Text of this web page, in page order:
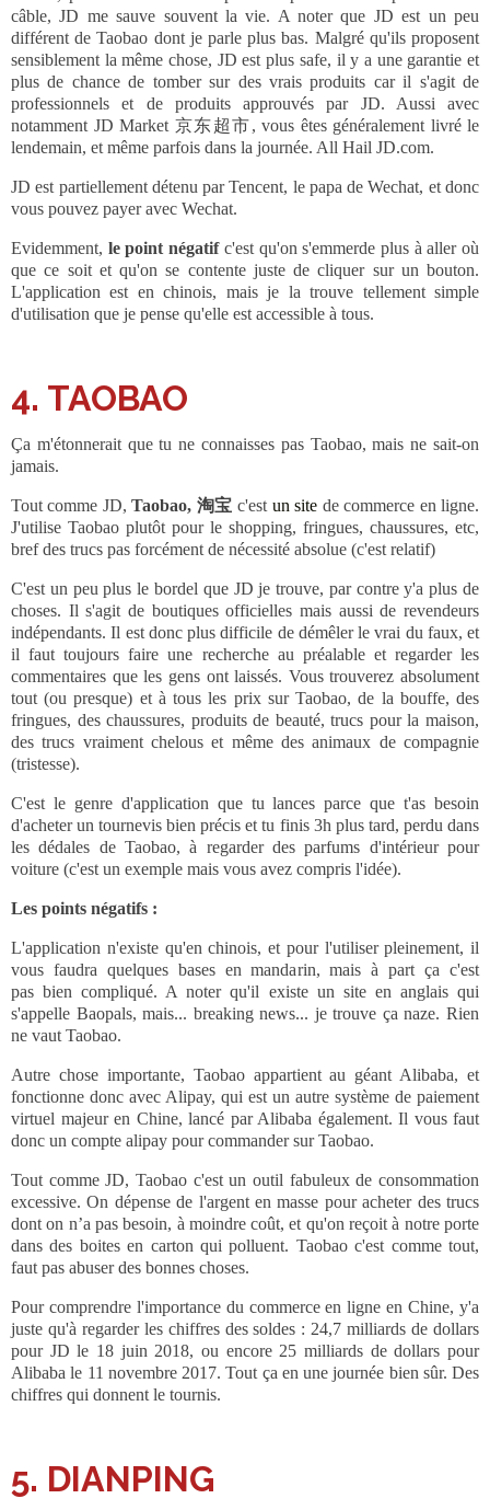
câble, JD me sauve souvent la vie. A noter que JD est un peu
différent de Taobao dont je parle plus bas. Malgré qu'ils proposent
sensiblement la même chose, JD est plus safe, il y a une garantie et
plus de chance de tomber sur des vrais produits car il s'agit de
professionnels et de produits approuvés par JD. Aussi avec
notamment JD Market 京东超市, vous êtes généralement livré le
lendemain, et même parfois dans la journée. All Hail JD.com.
JD est partiellement détenu par Tencent, le papa de Wechat, et donc
vous pouvez payer avec Wechat.
Evidemment, le point négatifc'est qu'on s'emmerde plus à aller où
que ce soit et qu'on se contente juste de cliquer sur un bouton.
L'application est en chinois, mais je la trouve tellement simple
d'utilisation que je pense qu'elle est accessible à tous.
4. TAOBAO
Ça m'étonnerait que tu ne connaisses pas Taobao, mais ne sait-on
jamais.
Tout comme JD,Taobao, 淘宝c'est un site de commerce en ligne.
J'utilise Taobao plutôt pour le shopping, fringues, chaussures, etc,
bref des trucs pas forcément de nécessité absolue (c'est relatif)
C'est un peu plus le bordel que JD je trouve, par contre y'a plus de
choses. Il s'agit de boutiques officielles mais aussi de revendeurs
indépendants. Il est donc plus difficile de démêler le vrai du faux, et
il faut toujours faire une recherche au préalable et regarder les
commentaires que les gens ont laissés. Vous trouverez absolument
tout (ou presque) et à tous les prix sur Taobao, de la bouffe, des
fringues, des chaussures, produits de beauté, trucs pour la maison,
des trucs vraiment chelous et même des animaux de compagnie
(tristesse).
C'est le genre d'application que tu lances parce que t'as besoin
d'acheter un tournevis bien précis et tu finis 3h plus tard, perdu dans
les dédales de Taobao, à regarder des parfums d'intérieur pour
voiture (c'est un exemple mais vous avez compris l'idée).
Les points négatifs :
L'application n'existe qu'en chinois, et pour l'utiliser pleinement, il
vous faudra quelques bases en mandarin, mais à part ça c'est
pas bien compliqué. A noter qu'il existe un site en anglais qui
s'appelle Baopals, mais... breaking news... je trouve ça naze. Rien
ne vaut Taobao.
Autre chose importante, Taobao appartient au géant Alibaba, et
fonctionne donc avec Alipay, qui est un autre système de paiement
virtuel majeur en Chine, lancé par Alibaba également. Il vous faut
donc un compte alipay pour commander sur Taobao.
Tout comme JD, Taobao c'est un outil fabuleux de consommation
excessive. On dépense de l'argent en masse pour acheter des trucs
dont on n’a pas besoin, à moindre coût, et qu'on reçoit à notre porte
dans des boites en carton qui polluent. Taobao c'est comme tout,
faut pas abuser des bonnes choses.
Pour comprendre l'importance du commerce en ligne en Chine, y'a
juste qu'à regarder les chiffres des soldes : 24,7 milliards de dollars
pour JD le 18 juin 2018, ou encore 25 milliards de dollars pour
Alibaba le 11 novembre 2017. Tout ça en une journée bien sûr. Des
chiffres qui donnent le tournis.
5. DIANPING